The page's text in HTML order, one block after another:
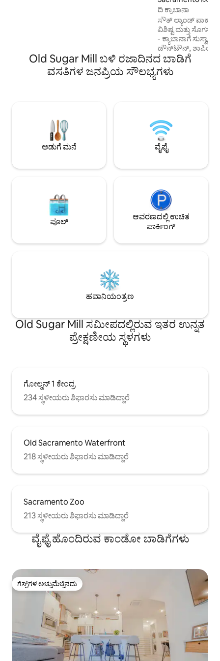
ದಿ ಕ್ಯಾಬಾನಾ
ಸೌತ್ ಲ್ಯಾಂಡ್ ಪಾರ್ಕ್
ವಿಶಿಷ್ಟ ಮತ್ತು
- ಕ್ಯಾಬಾನಾಗೆ
ಡೌನ್‌ಟೌನ್, ಶಾಪಿಂಗ್,
ಉದ್ಯಾನವನಗಳಿಗೆ
ಲ್ಯಾಂಡ್ ಪಾರ್ಕ್
15 ನಿಮಿಷಗಳ ಕಾಲ ನಡೆಯಿರಿ! ಕಿಂಗ್-
ನಿಮ್ಮ ವಾಸ್ತವ್ಯವನ್ನು
ಸುಲಭವಾಗಿಸುತ್ತದೆ.
ನಡವಳಿಕೆಯ ತುಪ್ಪಳ
ಸ್ವಾಗತಿಸುತ್ತೇವೆ.
Old Sugar Mill ಬಳಿ ರಜಾದಿನದ ಬಾಡಿಗೆ
ವಸತಿಗಳ ಜನಪ್ರಿಯ ಸೌಲಭ್ಯಗಳು
ಅಡುಗೆ ಮನೆ ವೈಫೈ
ಪೂಲ್
ಆವರಣದಲ್ಲಿ ಉಚಿತ
ಪಾರ್ಕಿಂಗ್
ಹವಾನಿಯಂತ್ರಣ
Old Sugar Mill ಸಮೀಪದಲ್ಲಿರುವ ಇತರ ಉನ್ನತ
ಪ್ರೇಕ್ಷಣೀಯ ಸ್ಥಳಗಳು
ಗೋಲ್ಡನ್ 1 ಕೇಂದ್ರ
234 ಸ್ಥಳೀಯರು ಶಿಫಾರಸು ಮಾಡಿದ್ದಾರೆ
Old Sacramento Waterfront
218 ಸ್ಥಳೀಯರು ಶಿಫಾರಸು ಮಾಡಿದ್ದಾರೆ
Sacramento Zoo
213 ಸ್ಥಳೀಯರು ಶಿಫಾರಸು ಮಾಡಿದ್ದಾರೆ
ವೈಫೈ ಹೊಂದಿರುವ ಕಾಂಡೋ ಬಾಡಿಗೆಗಳು
ಗೆಸ್ಟ್‌ಗಳ ಅಚ್ಚುಮೆಚ್ಚಿನದು
ಗೆಸ್ಟ್‌ಗಳ ಅಚ್ಚುಮೆಚ್ಚಿನದು